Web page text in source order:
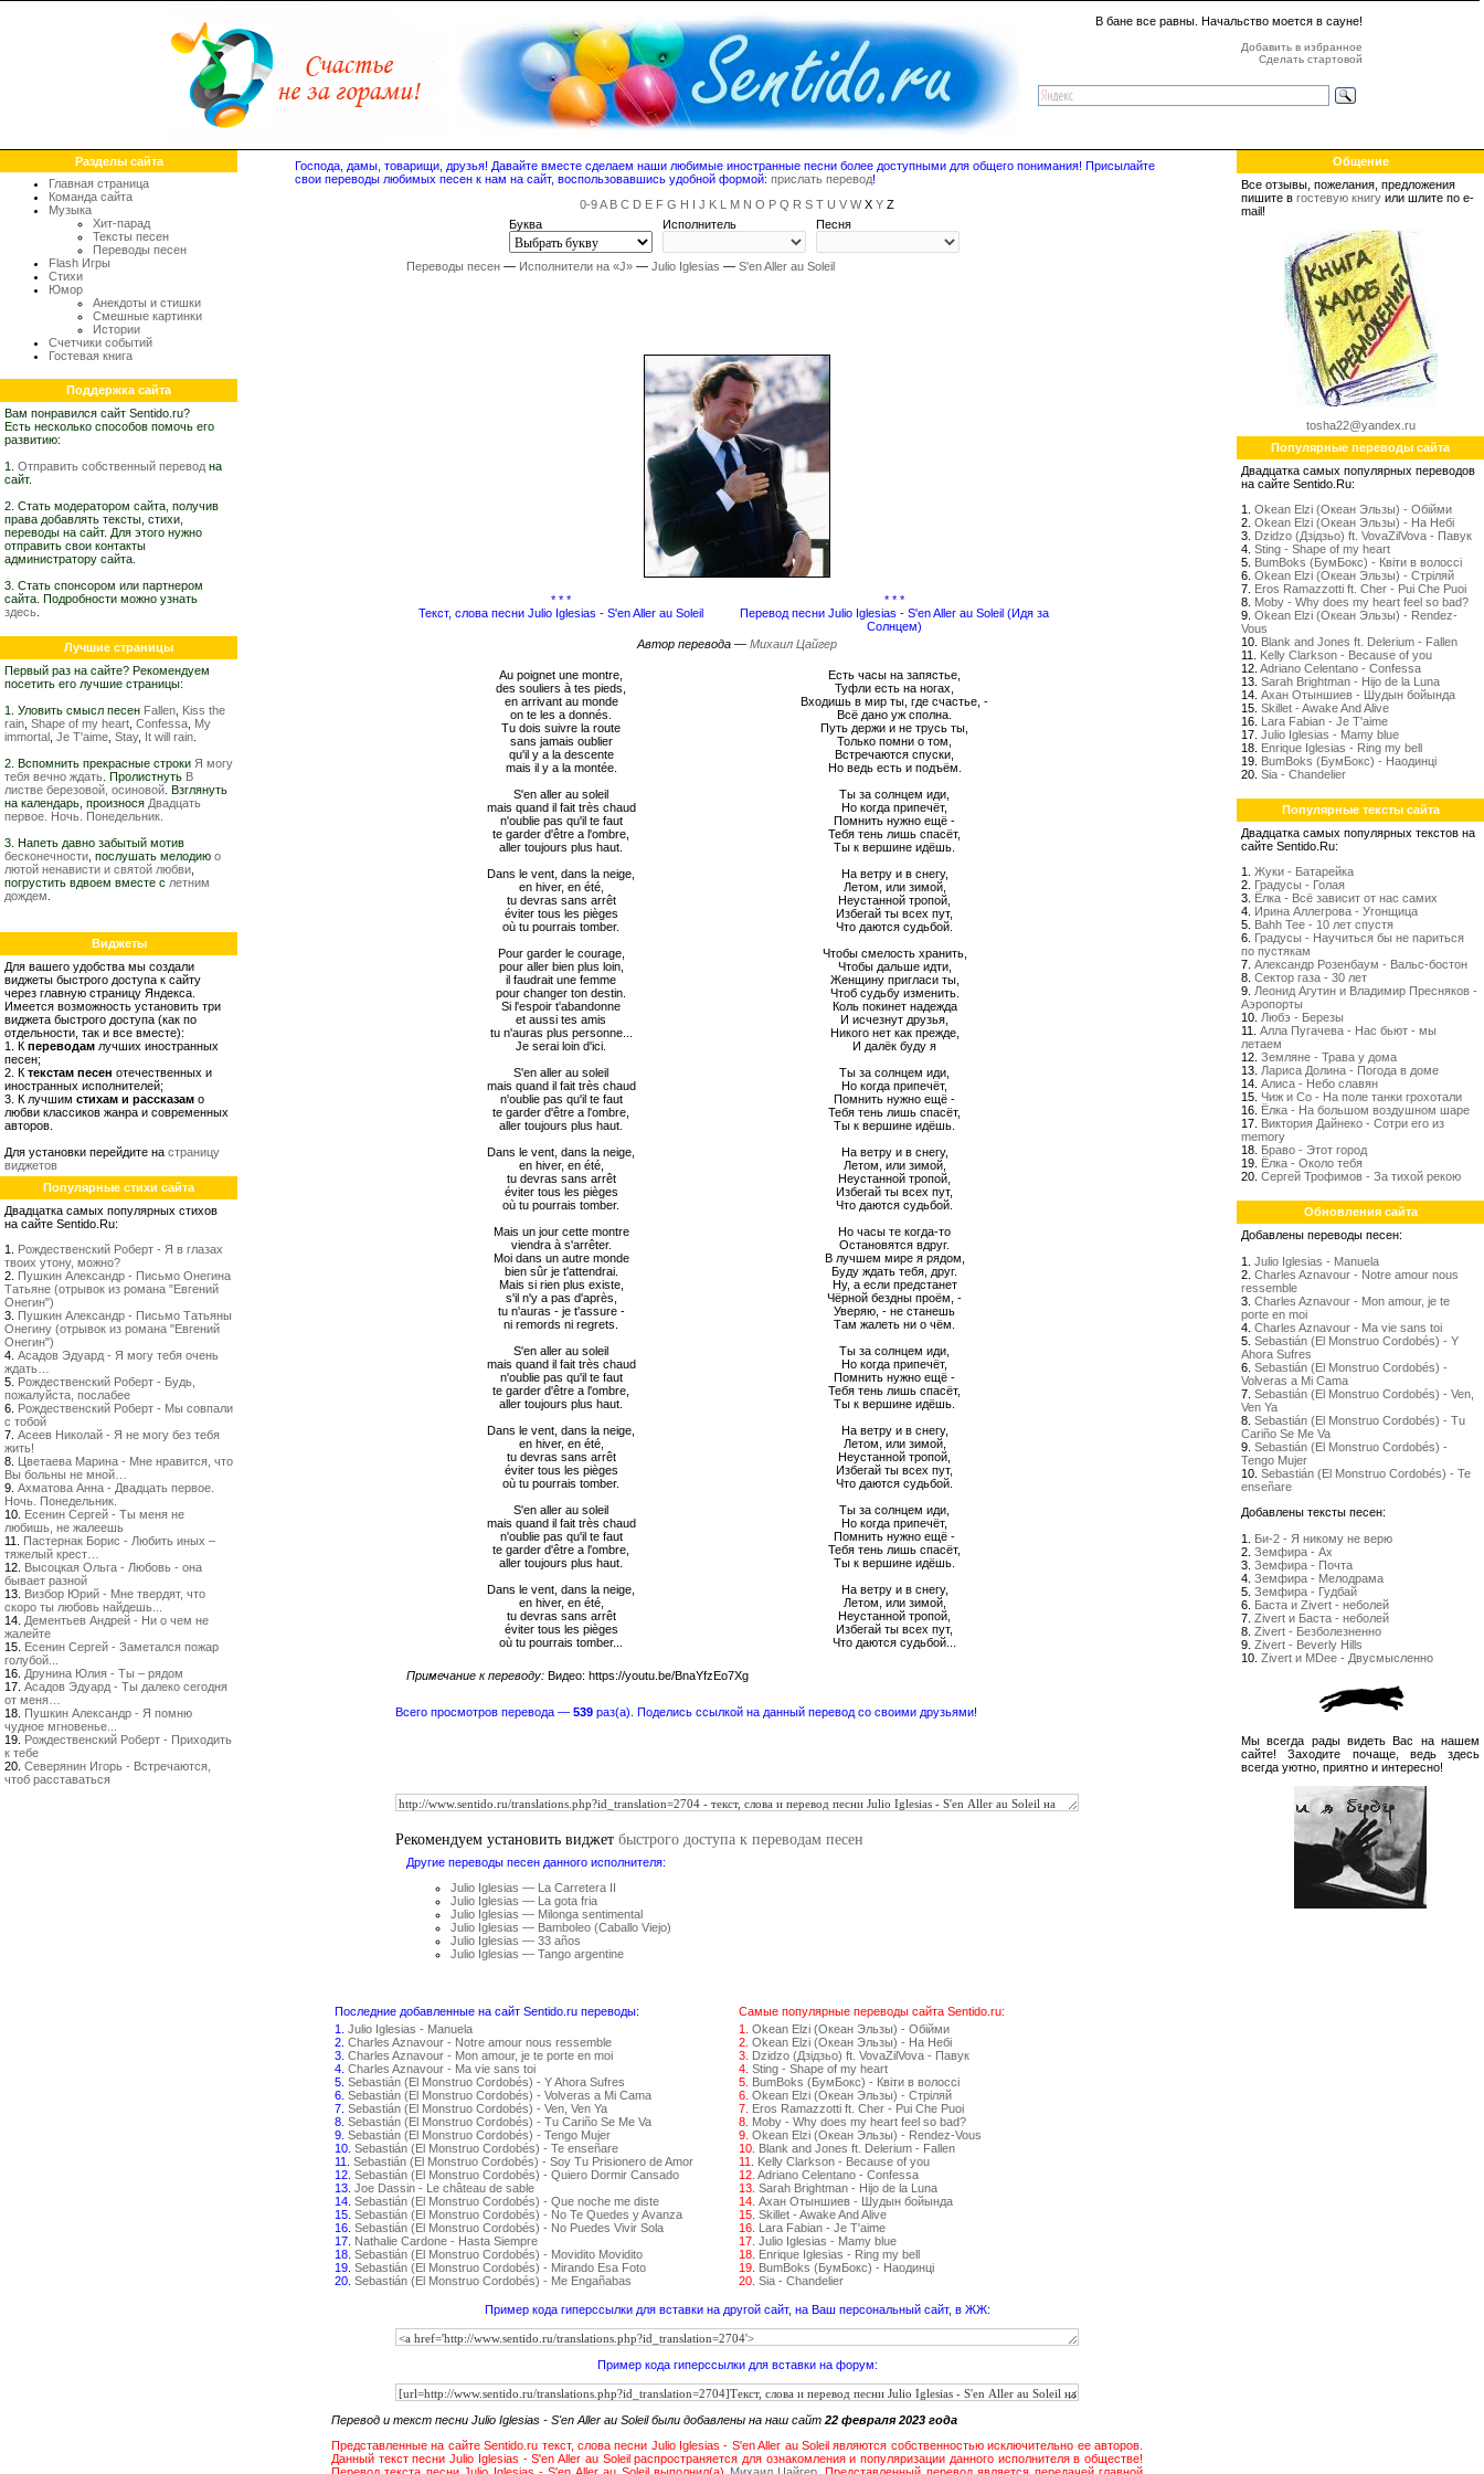
В бане все равны. Начальство моется в сауне!
Добавить в избранное
Сделать стартовой
Разделы сайта
Главная страница
Команда сайта
Музыка
Хит-парад
Тексты песен
Переводы песен
Flash Игры
Стихи
Юмор
Анекдоты и стишки
Смешные картинки
Истории
Счетчики событий
Гостевая книга
Поддержка сайта
Вам понравился сайт Sentido.ru?
Есть несколько способов помочь его
развитию:
1. Отправить собственный перевод на
сайт.
2. Стать модератором сайта, получив
права добавлять тексты, стихи,
переводы на сайт. Для этого нужно
отправить свои контакты
администратору сайта.
3. Стать спонсором или партнером
сайта. Подробности можно узнать
здесь
Лучшие страницы
Первый раз на сайте? Рекомендуем
посетить его лучшие страницы:
1. Уловить смысл песен Fallen Kiss the
rain Shape of my heart Confessa My
immortal Je T'aime Stay, It will rain
2. Вспомнить прекрасные строки Я могу
тебя вечно ждать . Пролистнуть В
листве березовой, осиновой . Взглянуть
на календарь, произнося Двадцать
первое. Ночь. Понедельник.
3. Напеть давно забытый мотив
бесконечности , послушать мелодию о
лютой ненависти и святой любви
погрустить вдвоем вместе с летним
дождем
Виджеты
Для вашего удобства мы создали
виджеты быстрого доступа к сайту
через главную страницу Яндекса.
Имеется возможность установить три
виджета быстрого доступа (как по
отдельности, так и все вместе):
1. К переводам лучших иностранных
песен;
2. К текстам песен отечественных и
иностранных исполнителей;
3. К лучшим стихам и рассказам о
любви классиков жанра и современных
авторов.
Для установки перейдите на страницу
виджетов
Популярные стихи сайта
Двадцатка самых популярных стихов
на сайте Sentido.Ru:
1. Рождественский Роберт - Я в глазах
твоих утону, можно?
2. Пушкин Александр - Письмо Онегина
Татьяне (отрывок из романа "Евгений
Онегин")
3. Пушкин Александр - Письмо Татьяны
Онегину (отрывок из романа "Евгений
Онегин")
4. Асадов Эдуард - Я могу тебя очень
ждать…
5. Рождественский Роберт - Будь,
пожалуйста, послабее
6. Рождественский Роберт - Мы совпали
с тобой
7. Асеев Николай - Я не могу без тебя
жить!
8. Цветаева Марина - Мне нравится, что
Вы больны не мной…
9. Ахматова Анна - Двадцать первое.
Ночь. Понедельник.
10. Есенин Сергей - Ты меня не
любишь, не жалеешь
11. Пастернак Борис - Любить иных –
тяжелый крест…
12. Высоцкая Ольга - Любовь - она
бывает разной
13. Визбор Юрий - Мне твердят, что
скоро ты любовь найдешь...
14. Дементьев Андрей - Ни о чем не
жалейте
15. Есенин Сергей - Заметался пожар
голубой...
16. Друнина Юлия - Ты – рядом
17. Асадов Эдуард - Ты далеко сегодня
от меня…
18. Пушкин Александр - Я помню
чудное мгновенье...
19. Рождественский Роберт - Приходить
к тебе
20. Северянин Игорь - Встречаются,
чтоб расставаться
Господа, дамы, товарищи, друзья! Давайте вместе сделаем наши любимые иностранные песни более доступными для общего понимания! Присылайте
свои переводы любимых песен к нам на сайт, воспользовавшись удобной формой: прислать перевод!
0-9A B C D E F G H I J K L M N O P Q R S T U V WX Y Z
Буква
Исполнитель Песня
Переводы песен— Исполнители на «J»— Julio Iglesias — S'en Aller au Soleil
* * *
Текст, слова песни Julio Iglesias - S'en Aller au Soleil
* * *
Перевод песни Julio Iglesias - S'en Aller au Soleil (Идя за
Солнцем)
Автор перевода — Михаил Цайгер
Au poignet une montre,
des souliers à tes pieds,
en arrivant au monde
on te les a donnés.
Tu dois suivre la route
sans jamais oublier
qu'il y a la descente
mais il y a la montée.
S'en aller au soleil
mais quand il fait très chaud
n'oublie pas qu'il te faut
te garder d'être a l'ombre,
aller toujours plus haut.
Dans le vent, dans la neige,
en hiver, en été,
tu devras sans arrêt
éviter tous les pièges
où tu pourrais tomber.
Pour garder le courage,
pour aller bien plus loin,
il faudrait une femme
pour changer ton destin.
Si l'espoir t'abandonne
et aussi tes amis
tu n'auras plus personne...
Je serai loin d'ici.
S'en aller au soleil
mais quand il fait très chaud
n'oublie pas qu'il te faut
te garder d'être a l'ombre,
aller toujours plus haut.
Dans le vent, dans la neige,
en hiver, en été,
tu devras sans arrêt
éviter tous les pièges
où tu pourrais tomber.
Mais un jour cette montre
viendra à s'arrêter.
Moi dans un autre monde
bien sûr je t'attendrai.
Mais si rien plus existe,
s'il n'y a pas d'après,
tu n'auras - je t'assure -
ni remords ni regrets.
S'en aller au soleil
mais quand il fait très chaud
n'oublie pas qu'il te faut
te garder d'être a l'ombre,
aller toujours plus haut.
Dans le vent, dans la neige,
en hiver, en été,
tu devras sans arrêt
éviter tous les pièges
où tu pourrais tomber.
S'en aller au soleil
mais quand il fait très chaud
n'oublie pas qu'il te faut
te garder d'être a l'ombre,
aller toujours plus haut.
Dans le vent, dans la neige,
en hiver, en été,
tu devras sans arrêt
éviter tous les pièges
où tu pourrais tomber...
Есть часы на запястье,
Туфли есть на ногах,
Входишь в мир ты, где счастье, -
Всё дано уж сполна.
Путь держи и не трусь ты,
Только помни о том,
Встречаются спуски,
Но ведь есть и подъём.
Ты за солнцем иди,
Но когда припечёт,
Помнить нужно ещё -
Тебя тень лишь спасёт,
Ты к вершине идёшь.
На ветру и в снегу,
Летом, или зимой,
Неустанной тропой,
Избегай ты всех пут,
Что даются судьбой.
Чтобы смелость хранить,
Чтобы дальше идти,
Женщину пригласи ты,
Чтоб судьбу изменить.
Коль покинет надежда
И исчезнут друзья,
Никого нет как прежде,
И далёк буду я
Ты за солнцем иди,
Но когда припечёт,
Помнить нужно ещё -
Тебя тень лишь спасёт,
Ты к вершине идёшь.
На ветру и в снегу,
Летом, или зимой,
Неустанной тропой,
Избегай ты всех пут,
Что даются судьбой.
Но часы те когда-то
Остановятся вдруг.
В лучшем мире я рядом,
Буду ждать тебя, друг.
Ну, а если предстанет
Чёрной бездны проём, -
Уверяю, - не станешь
Там жалеть ни о чём.
Ты за солнцем иди,
Но когда припечёт,
Помнить нужно ещё -
Тебя тень лишь спасёт,
Ты к вершине идёшь.
На ветру и в снегу,
Летом, или зимой,
Неустанной тропой,
Избегай ты всех пут,
Что даются судьбой.
Ты за солнцем иди,
Но когда припечёт,
Помнить нужно ещё -
Тебя тень лишь спасёт,
Ты к вершине идёшь.
На ветру и в снегу,
Летом, или зимой,
Неустанной тропой,
Избегай ты всех пут,
Что даются судьбой...
Примечание к переводу:Видео: https://youtu.be/BnaYfzEo7Xg
Всего просмотров перевода — 539 раз(а). Поделись ссылкой на данный перевод со своими друзьями!
Рекомендуем установить виджет быстрого доступа к переводам песен
Другие переводы песен данного исполнителя:
Julio Iglesias — La Carretera II
Julio Iglesias — La gota fria
Julio Iglesias — Milonga sentimental
Julio Iglesias — Bamboleo (Caballo Viejo)
Julio Iglesias — 33 años
Julio Iglesias — Tango argentine
Последние добавленные на сайт Sentido.ru переводы:
Самые популярные переводы сайта Sentido.ru:
1. Julio Iglesias - Manuela
2. Charles Aznavour - Notre amour nous ressemble
3. Charles Aznavour - Mon amour, je te porte en moi
4. Charles Aznavour - Ma vie sans toi
5. Sebastián (El Monstruo Cordobés) - Y Ahora Sufres
6. Sebastián (El Monstruo Cordobés) - Volveras a Mi Cama
7. Sebastián (El Monstruo Cordobés) - Ven, Ven Ya
8. Sebastián (El Monstruo Cordobés) - Tu Cariño Se Me Va
9. Sebastián (El Monstruo Cordobés) - Tengo Mujer
10. Sebastián (El Monstruo Cordobés) - Te enseñare
11. Sebastián (El Monstruo Cordobés) - Soy Tu Prisionero de Amor
12. Sebastián (El Monstruo Cordobés) - Quiero Dormir Cansado
13. Joe Dassin - Le château de sable
14. Sebastián (El Monstruo Cordobés) - Que noche me diste
15. Sebastián (El Monstruo Cordobés) - No Te Quedes y Avanza
16. Sebastián (El Monstruo Cordobés) - No Puedes Vivir Sola
17. Nathalie Cardone - Hasta Siempre
18. Sebastián (El Monstruo Cordobés) - Movidito Movidito
19. Sebastián (El Monstruo Cordobés) - Mirando Esa Foto
20. Sebastián (El Monstruo Cordobés) - Me Engañabas
1. Okean Elzi (Океан Эльзы) - Обійми
2. Okean Elzi (Океан Эльзы) - На Небі
3. Dzidzo (Дзідзьо) ft. VovaZilVova - Павук
4. Sting - Shape of my heart
5. BumBoks (БумБокс) - Квіти в волоссі
6. Okean Elzi (Океан Эльзы) - Стрiляй
7. Eros Ramazzotti ft. Cher - Pui Che Puoi
8. Moby - Why does my heart feel so bad?
9. Okean Elzi (Океан Эльзы) - Rendez-Vous
10. Blank and Jones ft. Delerium - Fallen
11. Kelly Clarkson - Because of you
12. Adriano Celentano - Confessa
13. Sarah Brightman - Hijo de la Luna
14. Ахан Отыншиев - Шудын бойында
15. Skillet - Awake And Alive
16. Lara Fabian - Je T'aime
17. Julio Iglesias - Mamy blue
18. Enrique Iglesias - Ring my bell
19. BumBoks (БумБокс) - Наодинці
20. Sia - Chandelier
Пример кода гиперссылки для вставки на другой сайт, на Ваш персональный сайт, в ЖЖ:
Пример кода гиперссылки для вставки на форум:
Перевод и текст песни Julio Iglesias - S'en Aller au Soleil были добавлены на наш сайт 22 февраля 2023 года
Представленные на сайте Sentido.ru текст, слова песни Julio Iglesias - S'en Aller au Soleil являются собственностью исключительно ее авторов.
Данный текст песни Julio Iglesias - S'en Aller au Soleil распространяется для ознакомления и популяризации данного исполнителя в обществе!
Общение
Все отзывы, пожелания, предложения
пишите в гостевую книгу или шлите по e-
mail!
tosha22@yandex.ru
Популярные переводы сайта
Двадцатка самых популярных переводов
на сайте Sentido.Ru:
1. Okean Elzi (Океан Эльзы) - Обійми
2. Okean Elzi (Океан Эльзы) - На Небі
3. Dzidzo (Дзідзьо) ft. VovaZilVova - Павук
4. Sting - Shape of my heart
5. BumBoks (БумБокс) - Квіти в волоссі
6. Okean Elzi (Океан Эльзы) - Стрiляй
7. Eros Ramazzotti ft. Cher - Pui Che Puoi
8. Moby - Why does my heart feel so bad?
9. Okean Elzi (Океан Эльзы) - Rendez-
Vous
10. Blank and Jones ft. Delerium - Fallen
11. Kelly Clarkson - Because of you
12. Adriano Celentano - Confessa
13. Sarah Brightman - Hijo de la Luna
14. Ахан Отыншиев - Шудын бойында
15. Skillet - Awake And Alive
16. Lara Fabian - Je T'aime
17. Julio Iglesias - Mamy blue
18. Enrique Iglesias - Ring my bell
19. BumBoks (БумБокс) - Наодинці
20. Sia - Chandelier
Популярные тексты сайта
Двадцатка самых популярных текстов на
сайте Sentido.Ru:
1. Жуки - Батарейка
2. Градусы - Голая
3. Ёлка - Всё зависит от нас самих
4. Ирина Аллегрова - Угонщица
5. Bahh Tee - 10 лет спустя
6. Градусы - Научиться бы не париться
по пустякам
7. Александр Розенбаум - Вальс-бостон
8. Сектор газа - 30 лет
9. Леонид Агутин и Владимир Пресняков -
Аэропорты
10. Любэ - Березы
11. Алла Пугачева - Нас бьют - мы
летаем
12. Земляне - Трава у дома
13. Лариса Долина - Погода в доме
14. Алиса - Небо славян
15. Чиж и Со - На поле танки грохотали
16. Ёлка - На большом воздушном шаре
17. Виктория Дайнеко - Сотри его из
memory
18. Браво - Этот город
19. Ёлка - Около тебя
20. Сергей Трофимов - За тихой рекою
Обновления сайта
Добавлены переводы песен:
1. Julio Iglesias - Manuela
2. Charles Aznavour - Notre amour nous
ressemble
3. Charles Aznavour - Mon amour, je te
porte en moi
4. Charles Aznavour - Ma vie sans toi
5. Sebastián (El Monstruo Cordobés) - Y
Ahora Sufres
6. Sebastián (El Monstruo Cordobés) -
Volveras a Mi Cama
7. Sebastián (El Monstruo Cordobés) - Ven,
Ven Ya
8. Sebastián (El Monstruo Cordobés) - Tu
Cariño Se Me Va
9. Sebastián (El Monstruo Cordobés) -
Tengo Mujer
10. Sebastián (El Monstruo Cordobés) - Te
enseñare
Добавлены тексты песен:
1. Би-2 - Я никому не верю
2. Земфира - Ах
3. Земфира - Почта
4. Земфира - Мелодрама
5. Земфира - Гудбай
6. Баста и Zivert - неболей
7. Zivert и Баста - неболей
8. Zivert - Безболезненно
9. Zivert - Beverly Hills
10. Zivert и MDee - Двусмысленно
Мы всегда рады видеть Вас на нашем
сайте! Заходите почаще, ведь здесь
всегда уютно, приятно и интересно!